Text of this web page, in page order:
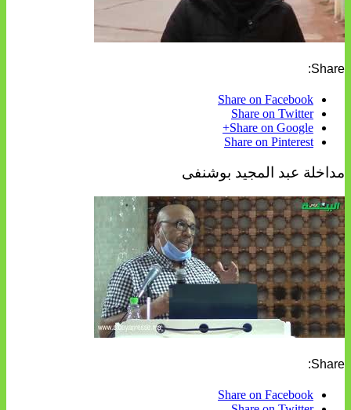
Share:
Share on Facebook
Share on Twitter
Share on Google+
Share on Pinterest
مداخلة عبد المجيد بوشنفى
Share:
Share on Facebook